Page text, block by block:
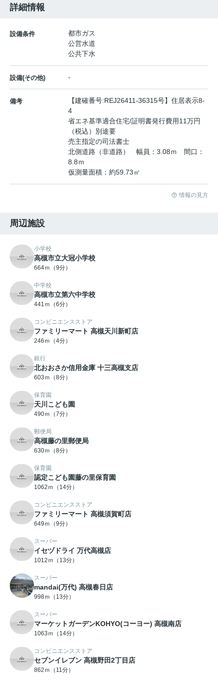
詳細情報
設備条件
都市ガス
公営水道
公共下水
設備(その他) -
備考
【建確番号:REJ26411-36315号】住居表示8-
4
省エネ基準適合住宅/証明書発行費用11万円
（税込）別途要
売主指定の司法書士
北側道路（非道路） 幅員：3.08ｍ 間口：
8.8ｍ
仮測量面積：約59.73㎡
情報の見方
周辺施設
小学校
高槻市立大冠小学校
664ｍ（9分）
中学校
高槻市立第六中学校
441ｍ（6分）
コンビニエンスストア
ファミリーマート 高槻天川新町店
246ｍ（4分）
銀行
北おおさか信用金庫 十三高槻支店
603ｍ（8分）
保育園
天川こども園
490ｍ（7分）
郵便局
高槻藤の里郵便局
630ｍ（8分）
保育園
認定こども園藤の里保育園
1062ｍ（14分）
コンビニエンスストア
ファミリーマート 高槻須賀町店
649ｍ（9分）
スーパー
イセヅドライ 万代高槻店
1012ｍ（13分）
スーパー
mandai(万代) 高槻春日店
998ｍ（13分）
スーパー
マーケットガーデンKOHYO(コーヨー) 高槻南店
1063ｍ（14分）
コンビニエンスストア
セブンイレブン 高槻野田2丁目店
862ｍ（11分）